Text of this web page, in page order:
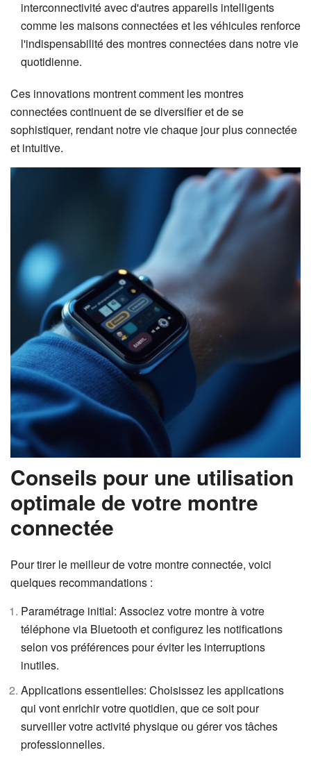
interconnectivité avec d'autres appareils intelligents
comme les maisons connectées et les véhicules renforce
l'indispensabilité des montres connectées dans notre vie
quotidienne.
Ces innovations montrent comment les montres
connectées continuent de se diversifier et de se
sophistiquer, rendant notre vie chaque jour plus connectée
et intuitive.
Conseils pour une utilisation
optimale de votre montre
connectée
Pour tirer le meilleur de votre montre connectée, voici
quelques recommandations :
Paramétrage initial: Associez votre montre à votre
téléphone via Bluetooth et configurez les notifications
selon vos préférences pour éviter les interruptions
inutiles.
Applications essentielles: Choisissez les applications
qui vont enrichir votre quotidien, que ce soit pour
surveiller votre activité physique ou gérer vos tâches
professionnelles.